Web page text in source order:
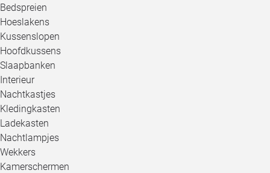
Bedspreien
Hoeslakens
Kussenslopen
Hoofdkussens
Slaapbanken
Interieur
Nachtkastjes
Kledingkasten
Ladekasten
Nachtlampjes
Wekkers
Kamerschermen